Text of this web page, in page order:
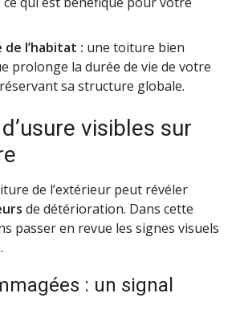
l’habitat : une toiture bien
prolonge la durée de vie de votre
sa structure globale.
visibles sur
de l’extérieur peut révéler
de détérioration. Dans cette
passer en revue les signes visuels
: un signal